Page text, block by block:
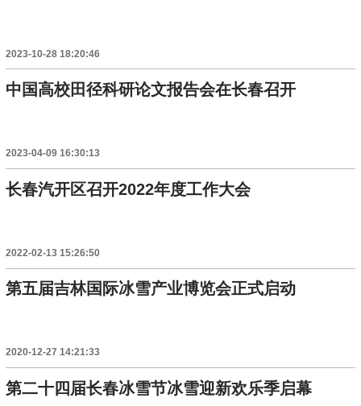
2023-10-28 18:20:46
中国高校田径科研论文报告会在长春召开
2023-04-09 16:30:13
长春汽开区召开2022年度工作大会
2022-02-13 15:26:50
第五届吉林国际冰雪产业博览会正式启动
2020-12-27 14:21:33
第二十四届长春冰雪节冰雪迎新欢乐季启幕